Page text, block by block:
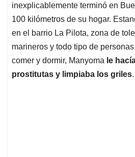
inexplicablemente terminó en
100 kilómetros de su hogar.
en el barrio La Pilota, zona de
marineros y todo tipo de
comer y dormir, Manyoma le
prostitutas y limpiaba los griles.